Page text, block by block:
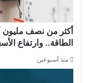
أكثر من نصف مليون
الطاقة.. وارتفاع
منذ أسبوعين